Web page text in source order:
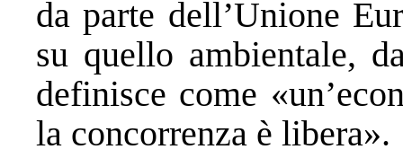
da parte dell’Unione
su quello ambientale,
definisce come
la concorrenza è libera».